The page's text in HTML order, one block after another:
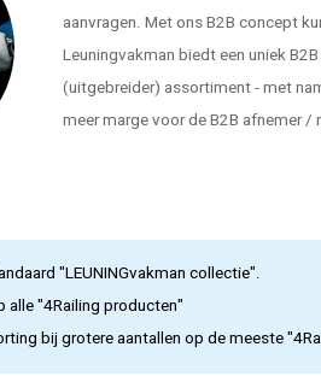
aanvragen. Met ons B2B concept
Leuningvakman biedt een uniek
(uitgebreider) assortiment - met
meer marge voor de B2B afnemer /
"LEUNINGvakman collectie".
alle "4Railing producten"
bij grotere aantallen op de meeste